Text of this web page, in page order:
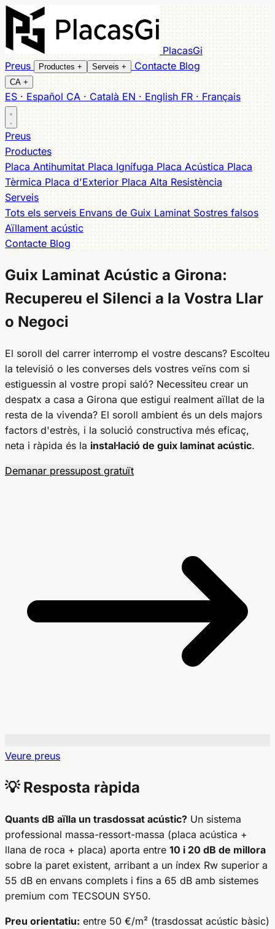
PlacasGi
Preus
Productes + Serveis + Contacte Blog
CA +
ES · Español CA · Català EN · English FR · Français
Tots els productes
AcústicaPlaca Tèrmica
ResistènciaMobles a Mida
Tots els serveis
Insonorització dormitori
claus en mà
Cobertura local
Banyoles
Olot Palafrugell PalamósSant Feliu de GuíxolsPlatja
d'AroLloret de Mar
Preus
Productes
Placa Antihumitat Placa Ignífuga Placa Acústica Placa
Tèrmica Placa d'Exterior Placa Alta Resistència
Serveis
Tots els serveis Envans de Guix Laminat Sostres falsos
Aïllament acústic
Contacte Blog
Guix Laminat Acústic a Girona:
Recupereu el Silenci a la Vostra Llar
o Negoci
El soroll del carrer interromp el vostre descans? Escolteu
la televisió o les converses dels vostres veïns com si
estiguessin al vostre propi saló? Necessiteu crear un
despatx a casa a Girona que estigui realment aïllat de la
resta de la vivenda? El soroll ambient és un dels majors
factors d'estrès, i la solució constructiva més eficaç,
neta i ràpida és la instal·lació de guix laminat acústic.
Demanar pressupost gratuït
Veure preus
💡 Resposta ràpida
Quants dB aïlla un trasdossat acústic? Un sistema
professional massa-ressort-massa (placa acústica +
llana de roca + placa) aporta entre 10 i 20 dB de millora
sobre la paret existent, arribant a un índex Rw superior a
55 dB en envans complets i fins a 65 dB amb sistemes
premium com TECSOUN SY50.
Preu orientatiu: entre 50 €/m² (trasdossat acústic bàsic)